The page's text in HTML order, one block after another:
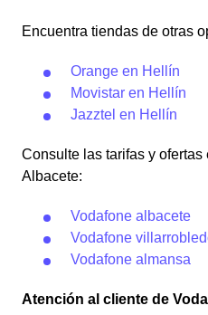
Encuentra tiendas de otras
Orange en Hellín
Movistar en Hellín
Jazztel en Hellín
Consulte las tarifas y
Albacete:
Vodafone albacete
Vodafone
Vodafone almansa
Atención al cliente de